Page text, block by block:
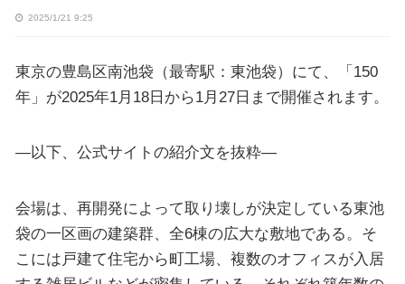
2025/1/21 9:25
東京の豊島区南池袋（最寄駅：東池袋）にて、「150
年」が2025年1月18日から1月27日まで開催されます。
—以下、公式サイトの紹介文を抜粋—
会場は、再開発によって取り壊しが決定している東池
袋の一区画の建築群、全6棟の広大な敷地である。そ
こには戸建て住宅から町工場、複数のオフィスが入居